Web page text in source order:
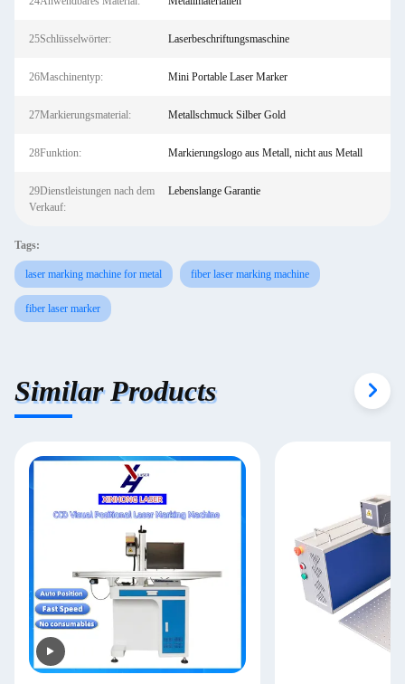
25Schlüsselwörter: Laserbeschriftungsmaschine
26Maschinentyp: Mini Portable Laser Marker
27Markierungsmaterial: Metallschmuck Silber Gold
28Funktion: Markierungslogo aus Metall, nicht aus Metall
29Dienstleistungen nach dem
Verkauf:
Lebenslange Garantie
Tags:
laser marking machine for metal fiber laser marking machine
fiber laser marker
Similar Products